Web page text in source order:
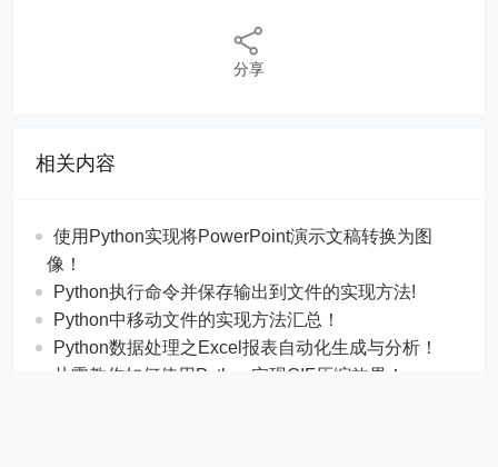
分享
相关内容
使用Python实现将PowerPoint演示文稿转换为图
像！
Python执行命令并保存输出到文件的实现方法!
Python中移动文件的实现方法汇总！
Python数据处理之Excel报表自动化生成与分析！
从零教你如何使用Python实现GIF压缩效果！